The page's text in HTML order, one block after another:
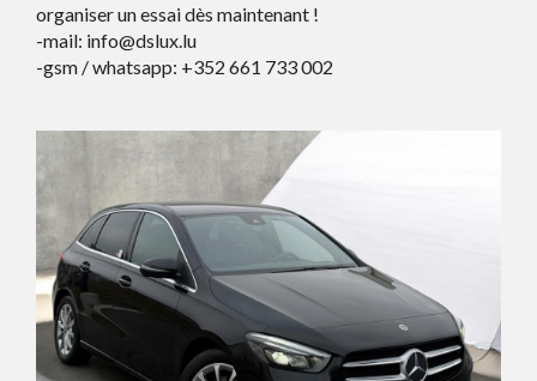
organiser un essai dès maintenant !
-mail: info@dslux.lu
-gsm / whatsapp: +352 661 733 002